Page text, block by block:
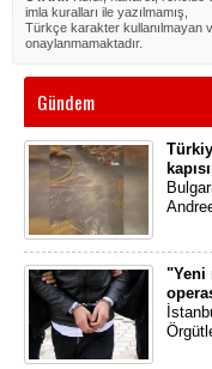
imla kuralları ile yazılmamış,
Türkçe karakter kullanılmayan
onaylanmamaktadır.
Gündem
"Yeni